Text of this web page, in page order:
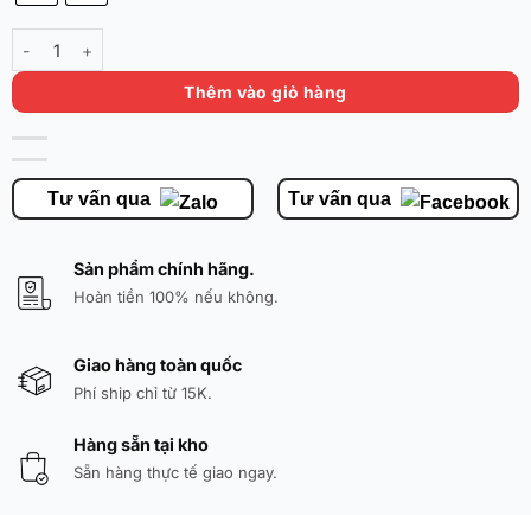
Nike KD 17 'Travel Ball' FJ9488-400 - Đã Qua Sử Dụng - Chính Hãng
Thêm vào giỏ hàng
Tư vấn qua Tư vấn qua
Sản phẩm chính hãng.
Hoàn tiền 100% nếu không.
Giao hàng toàn quốc
Phí ship chỉ từ 15K.
Hàng sẵn tại kho
Sẵn hàng thực tế giao ngay.